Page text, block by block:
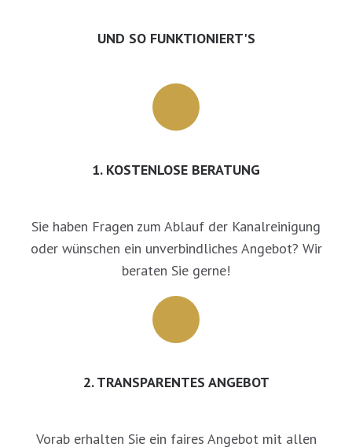
UND SO FUNKTIONIERT'S
1. KOSTENLOSE BERATUNG
Sie haben Fragen zum Ablauf der Kanalreinigung
oder wünschen ein unverbindliches Angebot? Wir
beraten Sie gerne!
2. TRANSPARENTES ANGEBOT
Vorab erhalten Sie ein faires Angebot mit allen